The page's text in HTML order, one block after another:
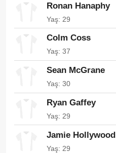
Ronan Hanaphy
Yaş: 29
Colm Coss
Yaş: 37
Sean McGrane
Yaş: 30
Ryan Gaffey
Yaş: 29
Jamie Hollywood
Yaş: 29